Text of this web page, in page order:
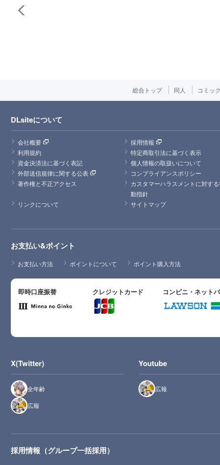
総合トップ 同人 コミッ
DLsiteについて
会社概要
採用情報
利用規約
特定商取引法に基づく表示
資金決済法に基づく表記
個人情報の取扱いについて
外部送信規律に関する公表
コンプライアンスポリシー
著作権と不正アクセス
カスタマーハラスメントに対す
動指針
リンクについて
サイトマップ
お支払い&ポイント
お支払い方法 ポイントについて ポイント購入方法
即時口座振替 クレジットカード コンビニ・ネット
X(Twitter)
全年齢
広報
Youtube
広報
採用情報（グループ一括採用）